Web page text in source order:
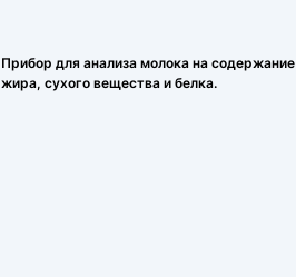
Прибор для анализа молока на содержание
жира, сухого вещества и белка.